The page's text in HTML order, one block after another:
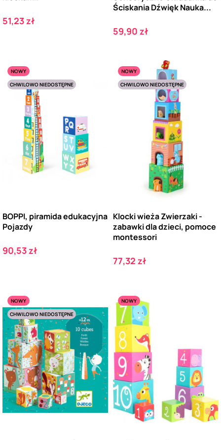
Cena
51,23 zł
Ściskania Dźwięk Nauka...
Cena
59,90 zł
NOWY
CHWILOWO NIEDOSTĘPNE
BOPPI, piramida edukacyjna
Pojazdy
Cena
90,53 zł
NOWY
CHWILOWO NIEDOSTĘPNE
Klocki wieża Zwierzaki -
zabawki dla dzieci, pomoce
montessori
Cena
77,32 zł
NOWY
CHWILOWO NIEDOSTĘPNE
NOWY